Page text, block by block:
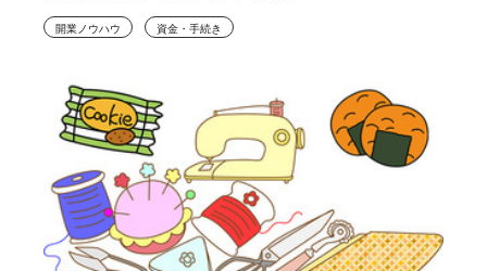
開業ノウハウ 資金・手続き